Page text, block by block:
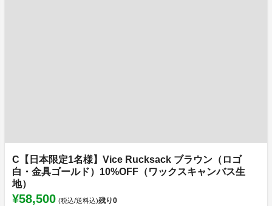
C【日本限定1名様】Vice Rucksack ブラウン（ロゴ
白・金具ゴールド）10%OFF（ワックスキャンバス生
地）
¥58,500 (税込/送料込)残り0